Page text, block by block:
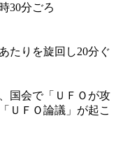
30分ごろ
たりを旋回し20分ぐ
国会で「ＵＦＯが攻
ＵＦＯ論議」が起こ